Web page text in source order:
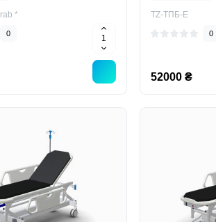
*
0
TZ-ТПБ-Е
0
52000 ₴